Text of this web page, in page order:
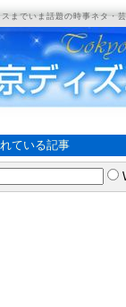
までいま話題の時事ネタ
ている記事